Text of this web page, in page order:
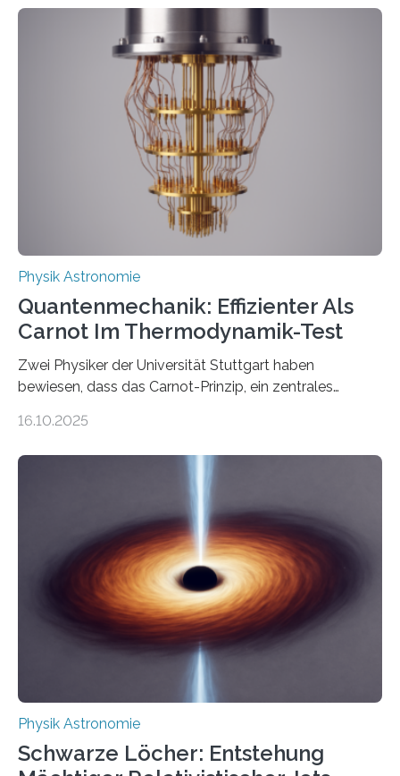
werden schnell weiterentwickelt. Dies ist der Alltag in
der Forschung der Quantentheorie, die dieses Jahr 100
Jahre alt geworden ist, weshalb die UNESCO 2025 zum
Internationalen Jahr der Quantenwissenschaft und -
technologie ausgerufen hat. Doch nun hat eine
internationale Forschungsgruppe um den
Physik Astronomie
Quantenmechanik: Effizienter Als
Carnot Im Thermodynamik-Test
Zwei Physiker der Universität Stuttgart haben
bewiesen, dass das Carnot-Prinzip, ein zentrales
Größenordnung von Atomen gilt, deren physikalische
Quantenmotoren voranbringen. Das
Wissenschaftsjournal Science Advances veröffentlichte
die Herleitung. (DOI: 10.1126/sciadv.adw8462)
Verbrennungsmotoren oder Dampfturbinen sind
Wärmekraftmaschinen: Sie wandeln thermische
Energie in mechanische Bewegung um – oder anders
ausgedrückt, Wärme in Bewegung. In
quantenmechanischen Experimenten ist es in den…
16.10.2025
Physik Astronomie
Schwarze Löcher: Entstehung